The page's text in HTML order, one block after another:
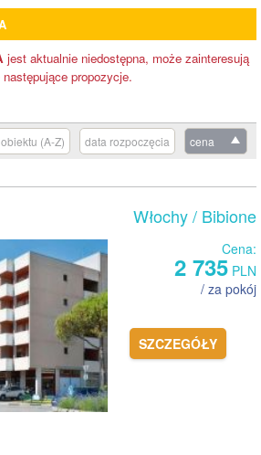
jest aktualnie niedostępna, może zainteresują
propozycje.
cena
data rozpoczęcia
(A-Z)
Włochy/ Bibione
Cena:
2 735 PLN
/ za pokój
SZCZEGÓŁY